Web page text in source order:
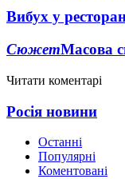
Вибух у
СюжетМасова
Читати коментарі
Росія новини
Останні
Популярні
Коментовані